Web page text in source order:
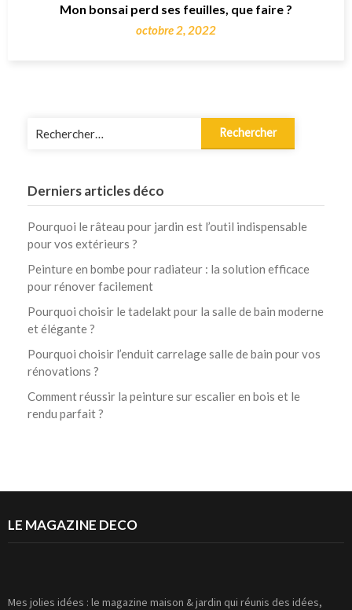
Mon bonsai perd ses feuilles, que faire ?
octobre 2, 2022
Derniers articles déco
Pourquoi le râteau pour jardin est l’outil indispensable
pour vos extérieurs ?
Peinture en bombe pour radiateur : la solution efficace
pour rénover facilement
Pourquoi choisir le tadelakt pour la salle de bain moderne
et élégante ?
Pourquoi choisir l’enduit carrelage salle de bain pour vos
rénovations ?
Comment réussir la peinture sur escalier en bois et le
rendu parfait ?
LE MAGAZINE DECO
Mes jolies idées : le magazine maison & jardin qui réunis des idées,